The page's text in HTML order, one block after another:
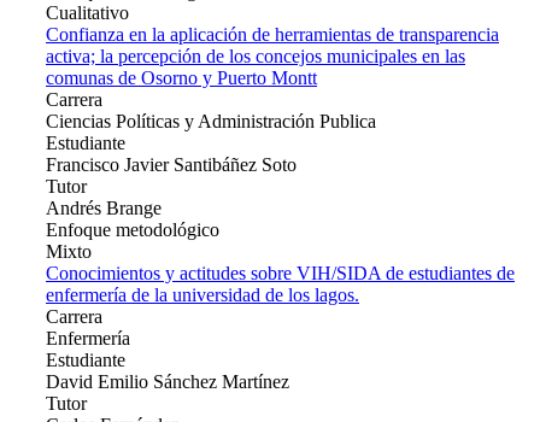
Cualitativo
Confianza en la aplicación de herramientas de transparencia
activa; la percepción de los concejos municipales en las
comunas de Osorno y Puerto Montt
Carrera
Ciencias Políticas y Administración Publica
Estudiante
Francisco Javier Santibáñez Soto
Tutor
Andrés Brange
Enfoque metodológico
Mixto
Conocimientos y actitudes sobre VIH/SIDA de estudiantes de
enfermería de la universidad de los lagos.
Carrera
Enfermería
Estudiante
David Emilio Sánchez Martínez
Tutor